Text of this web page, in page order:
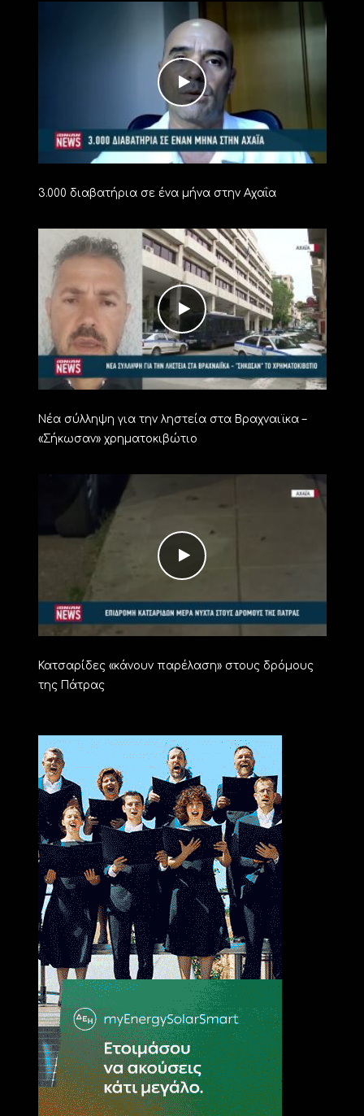
3.000 διαβατήρια σε ένα μήνα στην Αχαΐα
Νέα σύλληψη για την ληστεία στα Βραχναιϊκα –
«Σήκωσαν» χρηματοκιβώτιο
Κατσαρίδες «κάνουν παρέλαση» στους δρόμους
της Πάτρας